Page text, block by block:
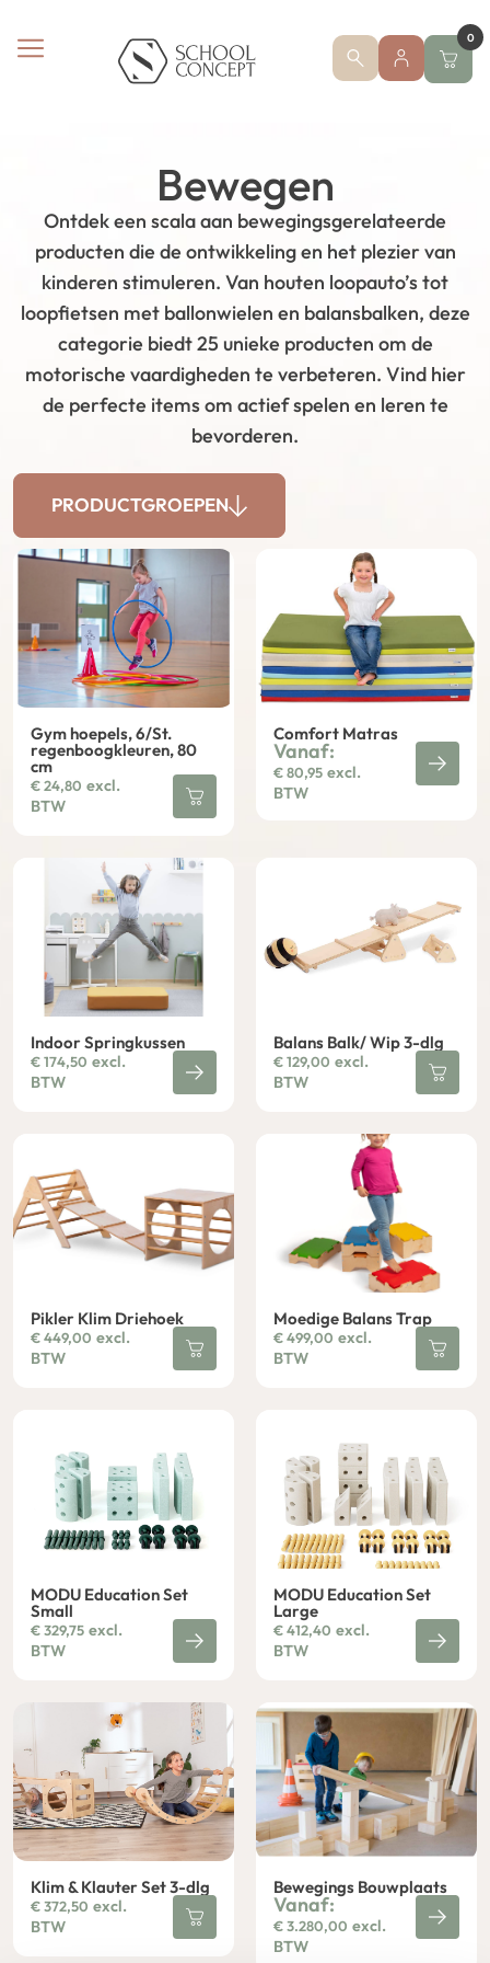
0
Bewegen
Ontdek een scala aan bewegingsgerelateerde
producten die de ontwikkeling en het plezier van
kinderen stimuleren. Van houten loopauto’s tot
loopfietsen met ballonwielen en balansbalken, deze
categorie biedt 25 unieke producten om de
motorische vaardigheden te verbeteren. Vind hier
de perfecte items om actief spelen en leren te
bevorderen.
PRODUCTGROEPEN
Gym hoepels, 6/St.
regenboogkleuren, 80
cm
€24,80 excl.
BTW
Comfort Matras
Vanaf:
€80,95 excl.
BTW
Indoor Springkussen
€174,50 excl.
BTW
Balans Balk/ Wip 3-dlg
€129,00 excl.
BTW
Pikler Klim Driehoek
€449,00 excl.
BTW
Moedige Balans Trap
€499,00 excl.
BTW
MODU Education Set
Small
€329,75 excl.
BTW
MODU Education Set
Large
€412,40 excl.
BTW
Klim & Klauter Set 3-dlg
€372,50 excl.
BTW
Bewegings Bouwplaats
Vanaf:
€3.280,00 excl.
BTW